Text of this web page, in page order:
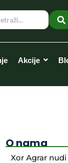
Akcije
O nama
Xor Agrar